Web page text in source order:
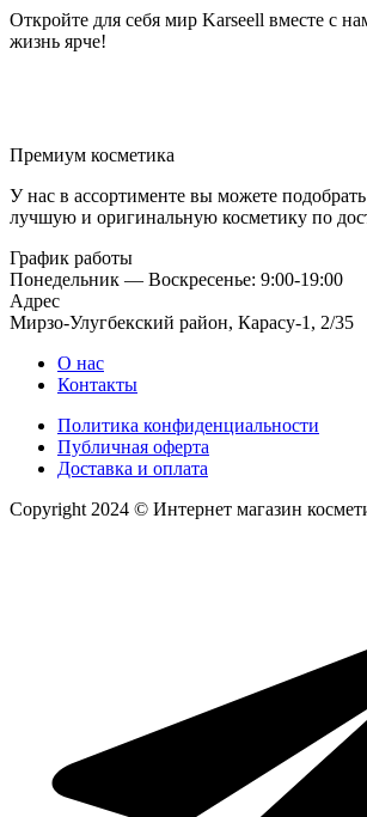
Откройте для себя мир Karseell вместе с
жизнь ярче!
Премиум косметика
У нас в ассортименте вы можете
лучшую и оригинальную косметику по
График работы
Понедельник — Воскресенье: 9:00-19:00
Адрес
Мирзо-Улугбекский район, Карасу-1, 2/35
О нас
Контакты
Политика конфиденциальности
Публичная оферта
Доставка и оплата
Copyright 2024 © Интернет магазин